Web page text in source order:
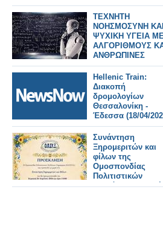
ΤΕΧΝΗΤΗ
ΝΟΗΣΜΟΣΥΝΗ ΚΑΙ
ΨΥΧΙΚΗ ΥΓΕΙΑ
ΑΛΓΟΡΙΘΜΟΥΣ
ΑΝΘΡΩΠΙΝΕΣ
ΑΝΑΓΚΕΣ ΟΥΣΙΑΣ
Hellenic Train:
Διακοπή
δρομολογίων
Θεσσαλονίκη -
Έδεσσα (18/04/
Συνάντηση
Ξηρομεριτών και
φίλων της
Ομοσπονδίας
Πολιτιστικών
Συλλόγων